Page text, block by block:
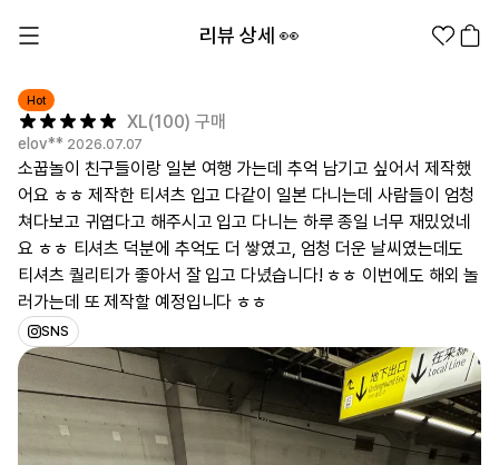
Hot
XL(100) 구매
elov** 2026.07.07
소꿉놀이 친구들이랑 일본 여행 가는데 추억 남기고 싶어서 제작했
어요 ㅎㅎ 제작한 티셔츠 입고 다같이 일본 다니는데 사람들이 엄청
쳐다보고 귀엽다고 해주시고 입고 다니는 하루 종일 너무 재밌었네
요 ㅎㅎ 티셔츠 덕분에 추억도 더 쌓였고, 엄청 더운 날씨였는데도
티셔츠 퀄리티가 좋아서 잘 입고 다녔습니다! ㅎㅎ 이번에도 해외 놀
러가는데 또 제작할 예정입니다 ㅎㅎ
SNS
리뷰 상세 👀
1분컷 무료 템플릿 대량 주문 기업/웰컴 키트 굿즈 제작 방법
의류
패션잡화
팬굿즈
스티커
의류 카테고리
전체상품 1분컷 티셔츠 티셔츠